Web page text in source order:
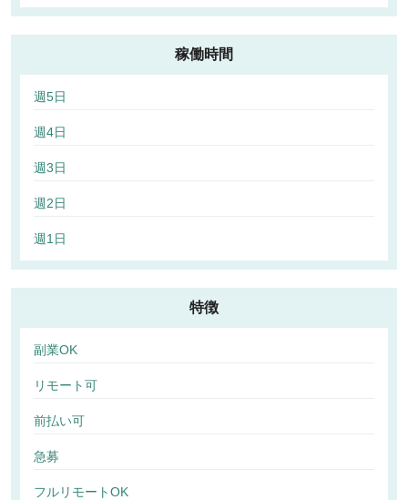
稼働時間
週5日
週4日
週3日
週2日
週1日
特徴
副業OK
リモート可
前払い可
急募
フルリモートOK